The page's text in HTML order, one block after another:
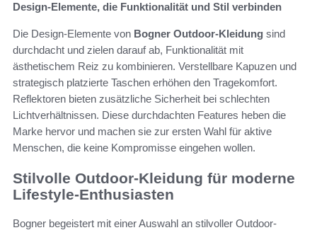
Design-Elemente, die Funktionalität und Stil verbinden
Die Design-Elemente von Bogner Outdoor-Kleidung sind
durchdacht und zielen darauf ab, Funktionalität mit
ästhetischem Reiz zu kombinieren. Verstellbare Kapuzen und
strategisch platzierte Taschen erhöhen den Tragekomfort.
Reflektoren bieten zusätzliche Sicherheit bei schlechten
Lichtverhältnissen. Diese durchdachten Features heben die
Marke hervor und machen sie zur ersten Wahl für aktive
Menschen, die keine Kompromisse eingehen wollen.
Stilvolle Outdoor-Kleidung für moderne
Lifestyle-Enthusiasten
Bogner begeistert mit einer Auswahl an stilvoller Outdoor-